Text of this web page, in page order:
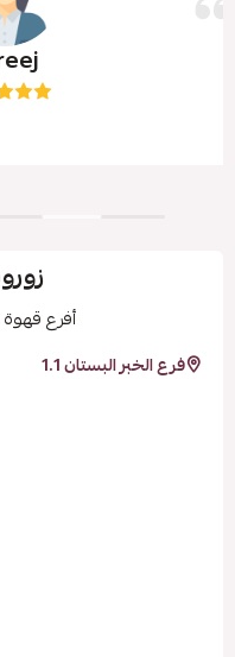
أفرع
فرع الخبر البستان 1.1